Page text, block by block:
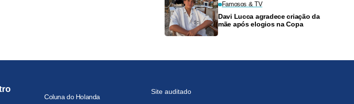
Famosos & TV
Davi Lucca agradece criação da
mãe após elogios na Copa
Coluna do Holanda
Site auditado